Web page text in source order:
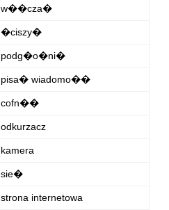
w��cza�
�ciszy�
podg�o�ni�
pisa� wiadomo��
cofn��
odkurzacz
kamera
sie�
strona internetowa